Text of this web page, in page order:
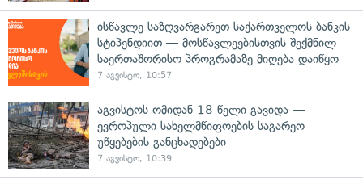
ისწავლე საზღვარგარეთ საქართველოს ბანკის
სტიპენდიით — მოსწავლეებისთვის შექმნილ
საერთაშორისო პროგრამაზე მიღება დაიწყო
7 აგვისტო, 10:57
აგვისტოს ომიდან 18 წელი გავიდა —
ევროპული სახელმწიფოების საგარეო
უწყებების განცხადებები
7 აგვისტო, 10:39